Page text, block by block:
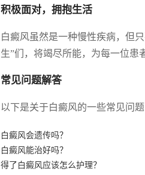
积极面对，拥抱生活
白癜风虽然是一种慢性疾病，但
生”们，将竭尽所能，为每一位患
常见问题解答
以下是关于白癜风的一些常见问
白癜风会遗传吗？
白癜风能治好吗？
得了白癜风应该怎么护理？